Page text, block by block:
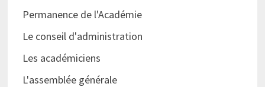
Permanence de l'Académie
Le conseil d'administration
Les académiciens
L'assemblée générale